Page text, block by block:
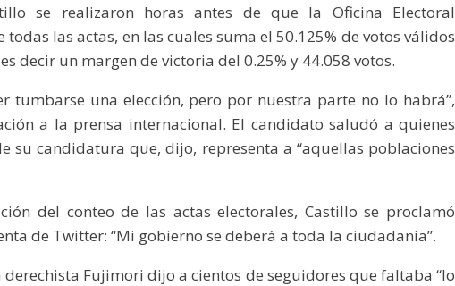
se realizaron horas antes de que la Oficina Electoral
todas las actas, en las cuales suma el 50.125% de votos válidos
decir un margen de victoria del 0.25% y 44.058 votos.
tumbarse una elección, pero por nuestra parte no lo habrá”,
a la prensa internacional. El candidato saludó a quienes
su candidatura que, dijo, representa a “aquellas poblaciones
del conteo de las actas electorales, Castillo se proclamó
de Twitter: “Mi gobierno se deberá a toda la ciudadanía”.
Fujimori dijo a cientos de seguidores que faltaba “lo